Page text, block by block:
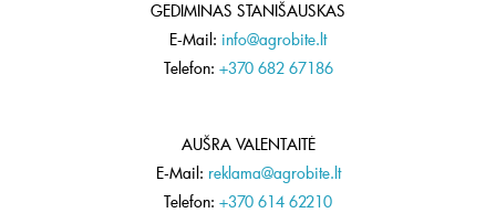
GEDIMINAS STANIŠAUSKAS
E-Mail: info@agrobite.lt
Telefon: +370 682 67186
AUŠRA VALENTAITĖ
E-Mail: reklama@agrobite.lt
Telefon: +370 614 62210